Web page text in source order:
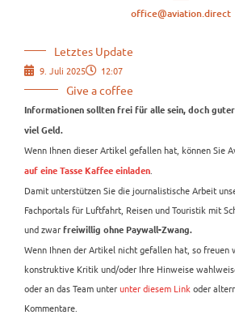
office@aviation.direct
Letztes Update
9. Juli 2025 12:07
Give a coffee
Informationen sollten frei für alle sein, doch
viel Geld.
Wenn Ihnen dieser Artikel gefallen hat, können Sie
auf eine Tasse Kaffee einladen
Damit unterstützen Sie die journalistische Arbeit
Fachportals für Luftfahrt, Reisen und Touristik mit
und zwar freiwillig ohne Paywall-Zwang.
Wenn Ihnen der Artikel nicht gefallen hat, so freuen
konstruktive Kritik und/oder Ihre Hinweise
oder an das Team unterunter diesem Link oder
Kommentare.